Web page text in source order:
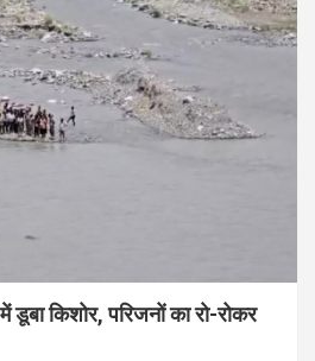
डूबा किशोर, परिजनों का रो-रोकर